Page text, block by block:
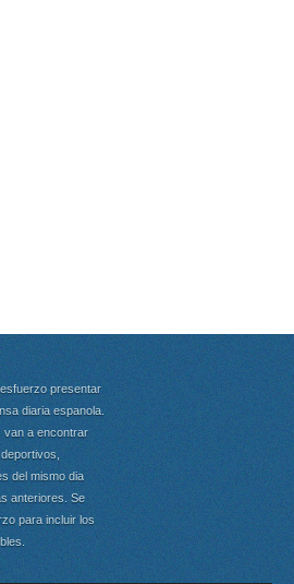
presentar
diaria espanola.
van a encontrar
del mismo dia
anteriores. Se
para incluir los